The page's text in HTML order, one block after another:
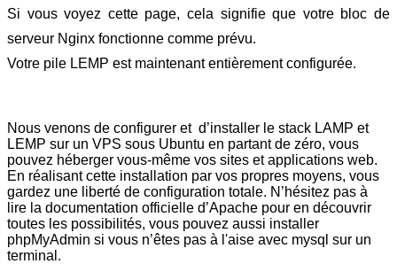
Si vous voyez cette page, cela signifie que votre bloc de
serveur Nginx fonctionne comme prévu.
Votre pile LEMP est maintenant entièrement configurée.
Nous venons de configurer et  d’installer le stack LAMP et
LEMP sur un VPS sous Ubuntu en partant de zéro, vous
pouvez héberger vous-même vos sites et applications web.
En réalisant cette installation par vos propres moyens, vous
gardez une liberté de configuration totale. N’hésitez pas à
lire la documentation officielle d’Apache pour en découvrir
toutes les possibilités, vous pouvez aussi installer
phpMyAdmin si vous n’êtes pas à l'aise avec mysql sur un
terminal.